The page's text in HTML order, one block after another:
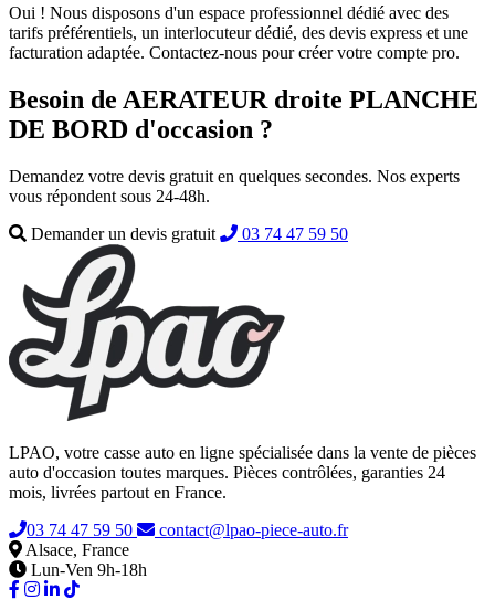
Oui ! Nous disposons d'un espace professionnel dédié avec des
tarifs préférentiels, un interlocuteur dédié, des devis express et une
facturation adaptée. Contactez-nous pour créer votre compte pro.
Besoin de AERATEUR droite PLANCHE
DE BORD d'occasion ?
Demandez votre devis gratuit en quelques secondes. Nos experts
vous répondent sous 24-48h.
Demander un devis gratuit
03 74 47 59 50
LPAO, votre casse auto en ligne spécialisée dans la vente de pièces
auto d'occasion toutes marques. Pièces contrôlées, garanties 24
mois, livrées partout en France.
03 74 47 59 50
contact@lpao-piece-auto.fr
Alsace, France
Lun-Ven 9h-18h